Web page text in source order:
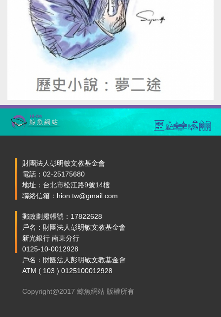
財團法人彭明敏文教基金會
電話：02-25175680
地址：台北市松江路9號14樓
聯絡信箱：hion.tw@gmail.com
郵政劃撥帳號：17822628
戶名：財團法人彭明敏文教基金會
新光銀行 南東分行
0125-10-0012928
戶名：財團法人彭明敏文教基金會
ATM ( 103 ) 0125100012928
Copyright@2017 鯨魚網站 版權所有